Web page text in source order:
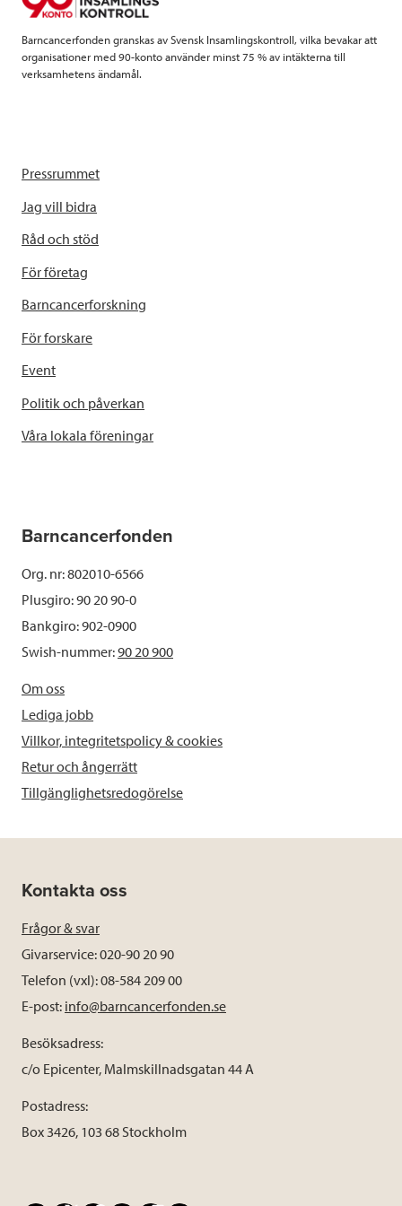
k
Barncancerfonden granskas av Svensk Insamlingskontroll, vilka bevakar att
organisationer med 90-konto använder minst 75 % av intäkterna till
verksamhetens ändamål.
Pressrummet
Jag vill bidra
Råd och stöd
För företag
Barncancerforskning
För forskare
Event
Politik och påverkan
Våra lokala föreningar
Barncancerfonden
Org. nr: 802010-6566
Plusgiro: 90 20 90-0
Bankgiro: 902-0900
Swish-nummer:90 20 900
Om oss
Lediga jobb
Villkor, integritetspolicy & cookies
Retur och ångerrätt
Tillgänglighetsredogörelse
Kontakta oss
Frågor & svar
Givarservice: 020-90 20 90
Telefon (vxl): 08-584 209 00
E-post: info@barncancerfonden.se
Besöksadress:
c/o Epicenter, Malmskillnadsgatan 44 A
Postadress:
Box 3426, 103 68 Stockholm